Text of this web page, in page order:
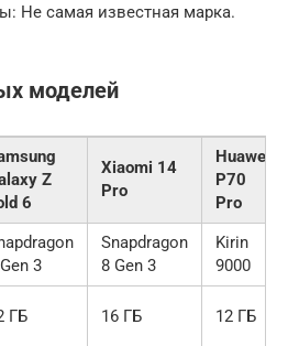
Не самая известная марка.
моделей
Z
6
Xiaomi 14
Pro
Huawei
P70
Pro
3
Snapdragon
8 Gen 3
Kirin
9000
ГБ 16 ГБ 12 ГБ